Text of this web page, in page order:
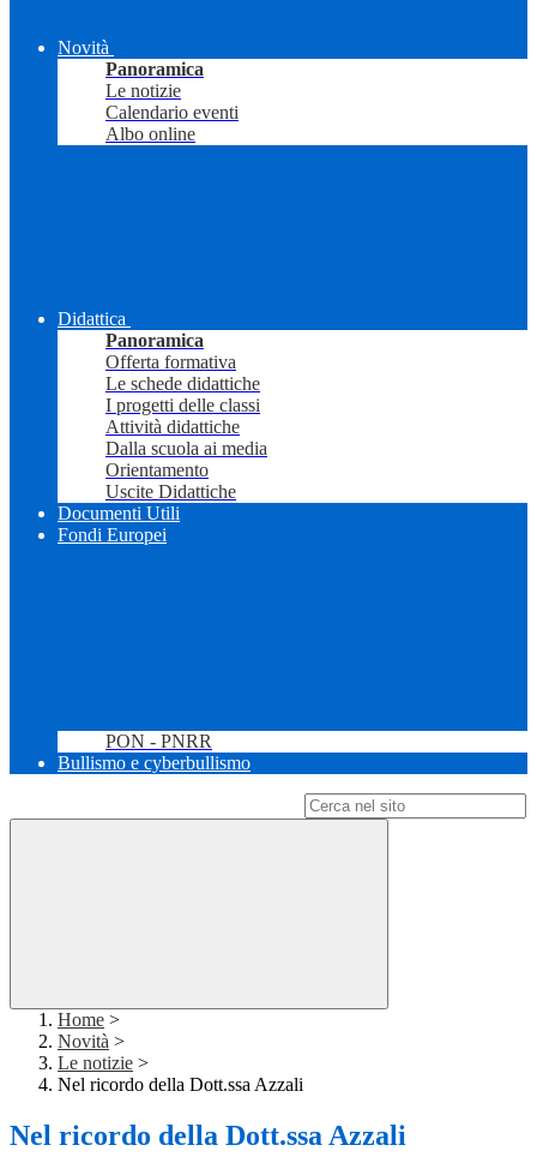
Novità
Panoramica
Le notizie
Calendario eventi
Albo online
Didattica
Panoramica
Offerta formativa
Le schede didattiche
I progetti delle classi
Attività didattiche
Dalla scuola ai media
Orientamento
Uscite Didattiche
Documenti Utili
Fondi Europei
PON - PNRR
Bullismo e cyberbullismo
Home >
Novità >
Le notizie >
Nel ricordo della Dott.ssa Azzali
Nel ricordo della Dott.ssa Azzali